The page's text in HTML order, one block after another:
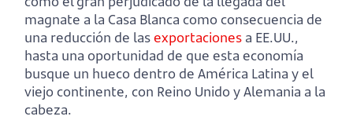
magnate a la Casa Blanca como consecuencia de
una reducción de lasexportaciones a EE.UU.,
hasta una oportunidad de que esta economía
busque un hueco dentro de América Latina y el
viejo continente, con Reino Unido y Alemania a la
cabeza.